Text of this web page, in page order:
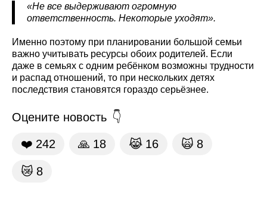
«Не все выдерживают огромную
ответственность. Некоторые уходят».
Именно поэтому при планировании большой семьи
важно учитывать ресурсы обоих родителей. Если
даже в семьях с одним ребёнком возможны трудности
и распад отношений, то при нескольких детях
последствия становятся гораздо серьёзнее.
Оцените новость
❤️ 242 🙏 18 😹 16 🙀 8
😿 8